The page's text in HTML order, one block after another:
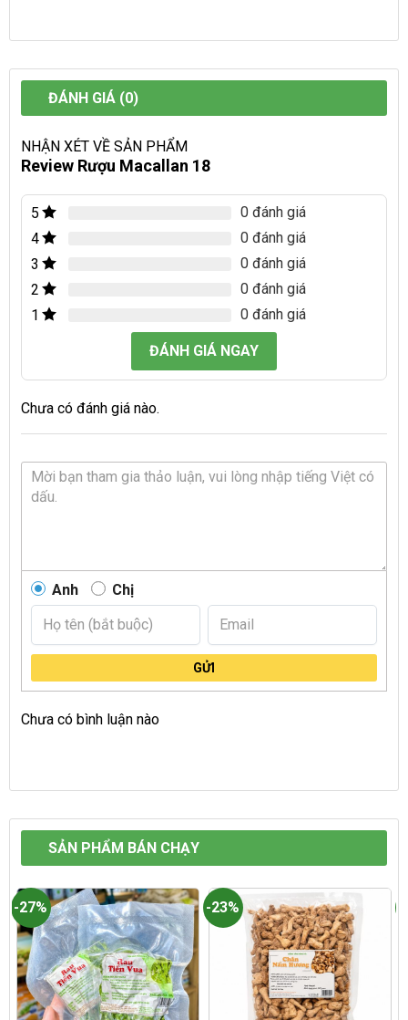
ĐÁNH GIÁ (0)
NHẬN XÉT VỀ SẢN PHẨM
Review Rượu Macallan 18
5
0 đánh giá
4
0 đánh giá
3
0 đánh giá
2
0 đánh giá
1
0 đánh giá
ĐÁNH GIÁ NGAY
Chưa có đánh giá nào.
Anh Chị
GỬI
Chưa có bình luận nào
SẢN PHẨM BÁN CHẠY
-27% -23%